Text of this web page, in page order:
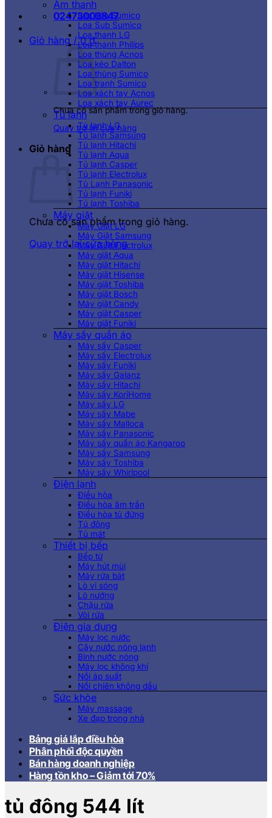
02473003847
Giỏ hàng /0₫
Chưa có sản phẩm trong giỏ hàng.
Quay trở lại cửa hàng
Giỏ hàng
Chưa có sản phẩm trong giỏ hàng.
Quay trở lại cửa hàng
Âm thanh
Loa kéo Sumico
Loa Sub Sumico
Loa thanh LG
Loa thanh Philips
Loa thùng Acnos
Loa kéo Dalton
Loa thùng Sumico
Loa tranh Sumico
Loa xách tay Acnos
Loa xách tay Aurec
Tủ lạnh
Tủ lạnh LG
Tủ lạnh Samsung
Tủ lạnh Hitachi
Tủ lạnh Aqua
Tủ lạnh Casper
Tủ lạnh Electrolux
Tủ Lạnh Panasonic
Tủ lạnh Funiki
Tủ lạnh Toshiba
Máy giặt
Máy Giặt LG
Máy Giặt Samsung
Máy Giặt Electrolux
Máy giặt Aqua
Máy giặt Hitachi
Máy giặt Hisense
Máy giặt Toshiba
Máy giặt Bosch
Máy giặt Candy
Máy giặt Casper
Máy giặt Funiki
Máy sấy quần áo
Máy sấy Casper
Máy sấy Electrolux
Máy sấy Funiki
Máy sấy Galanz
Máy sấy Hitachi
Máy sấy KoriHome
Máy sấy LG
Máy sấy Mabe
Máy sấy Malloca
Máy sấy Panasonic
Máy sấy quần áo Kangaroo
Máy sấy Samsung
Máy sấy Toshiba
Máy sấy Whirlpool
Điện lạnh
Điều hòa
Điều hòa âm trần
Điều hòa tủ đứng
Tủ đông
Tủ mát
Thiết bị bếp
Bếp từ
Máy hút mùi
Máy rửa bát
Lò vi sóng
Lò nướng
Chậu rửa
Vòi rửa
Điện gia dụng
Máy lọc nước
Cây nước nóng lạnh
Bình nước nóng
Máy lọc không khí
Nồi áp suất
Nồi chiên không dầu
Sức khỏe
Máy massage
Xe đạp trong nhà
Bảng giá lắp điều hòa
Phân phối độc quyền
Bán hàng doanh nghiệp
Hàng tồn kho – Giảm tới 70%
tủ đông 544 lít